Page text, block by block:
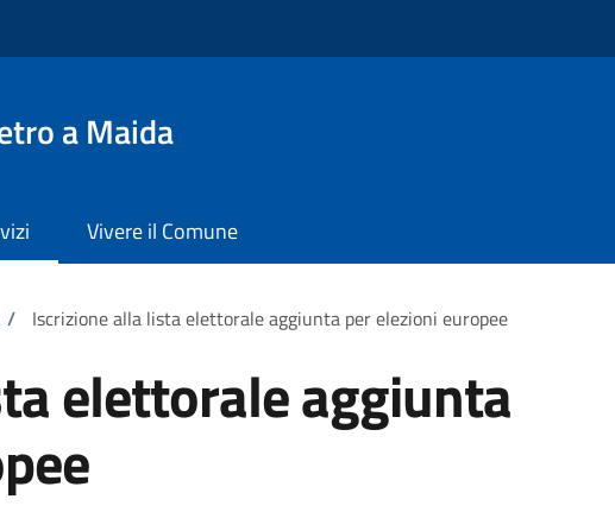
a Maida
Vivere il Comune
/ Iscrizione alla lista elettorale aggiunta per elezioni europee
elettorale aggiunta